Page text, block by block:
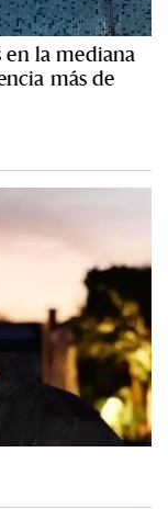
la mediana
más de